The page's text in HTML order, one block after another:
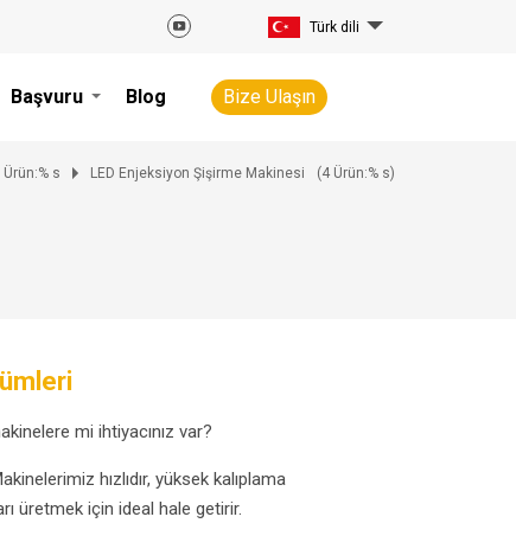
Türk dili
Bize Ulaşın
Başvuru Blog
Ürün:% s LED Enjeksiyon Şişirme Makinesi (4 Ürün:% s)
mi ihtiyacınız var?
hızlıdır, yüksek kalıplama
üretmek için ideal hale getirir.